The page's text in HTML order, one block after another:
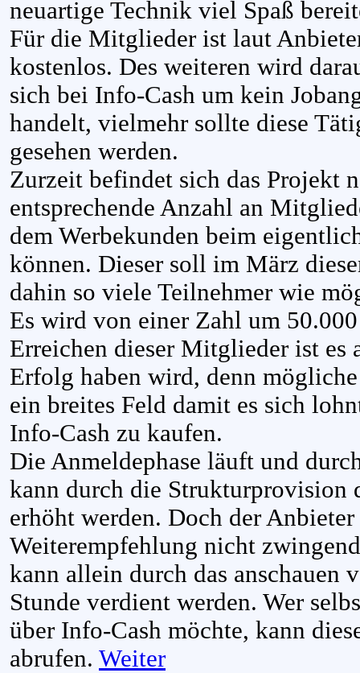
neuartige Technik viel Spaß
Für die Mitglieder ist laut
kostenlos. Des weiteren wird
sich bei Info-Cash um kein
handelt, vielmehr sollte diese
gesehen werden.
Zurzeit befindet sich das Projekt
entsprechende Anzahl an
dem Werbekunden beim
können. Dieser soll im März
dahin so viele Teilnehmer wie
Es wird von einer Zahl um
Erreichen dieser Mitglieder ist es
Erfolg haben wird, denn
ein breites Feld damit es sich
Info-Cash zu kaufen.
Die Anmeldephase läuft und
kann durch die Strukturprovision
erhöht werden. Doch der
Weiterempfehlung nicht
kann allein durch das anschauen
Stunde verdient werden. Wer
über Info-Cash möchte, kann
abrufen. Weiter